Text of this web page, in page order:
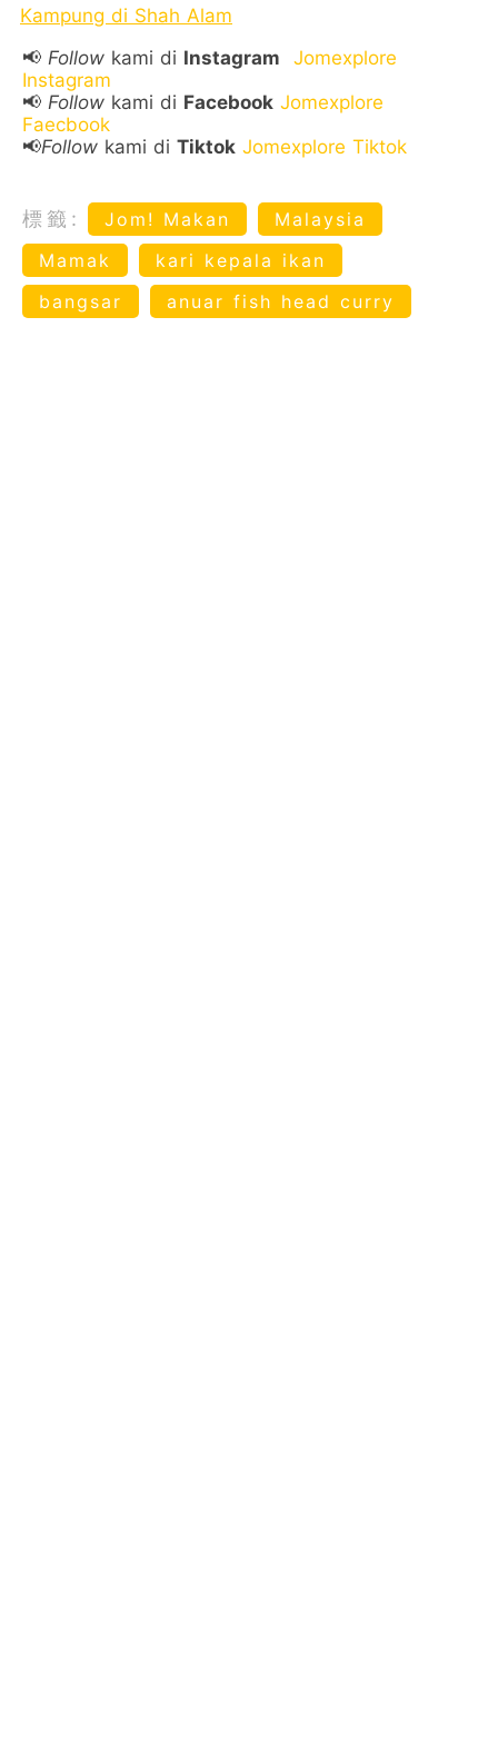
Kampung di Shah Alam
📢 Follow kami di Instagram
Jomexplore
Instagram
📢 Follow kami di Facebook Jomexplore
Faecbook
📢Follow kami di Tiktok Jomexplore Tiktok
標籤: Jom! Makan
Malaysia
Mamak
kari kepala ikan
bangsar
anuar fish head curry